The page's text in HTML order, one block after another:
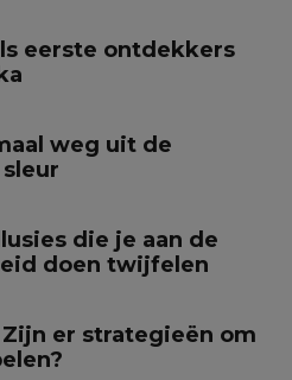
eerste ontdekkers
weg uit de
die je aan de
doen twijfelen
er strategieën om